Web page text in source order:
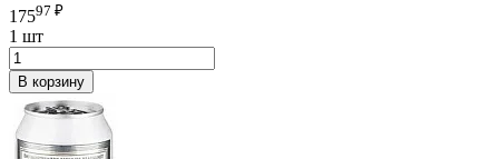
17597 ₽
1 шт
В корзину